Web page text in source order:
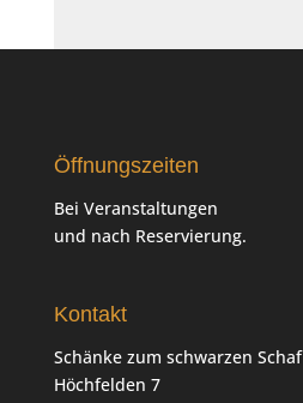
Öffnungszeiten
Bei Veranstaltungen
und nach Reservierung.
Kontakt
Schänke zum schwarzen Schaf
Höchfelden 7